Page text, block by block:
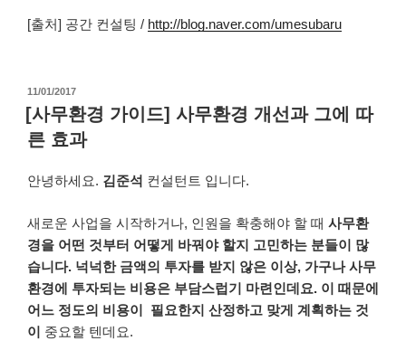
[출처] 공간 컨설팅 / http://blog.naver.com/umesubaru
작
성
일
자
11/01/2017
[사무환경 가이드] 사무환경 개선과 그에 따
른 효과
안녕하세요. 김준석 컨설턴트 입니다.
새로운 사업을 시작하거나, 인원을 확충해야 할 때 사무환
경을 어떤 것부터 어떻게 바꿔야 할지 고민하는 분들이 많
습니다. 넉넉한 금액의 투자를 받지 않은 이상, 가구나 사무
환경에 투자되는 비용은 부담스럽기 마련인데요. 이 때문에
어느 정도의 비용이 필요한지 산정하고 맞게 계획하는 것
이 중요할 텐데요.